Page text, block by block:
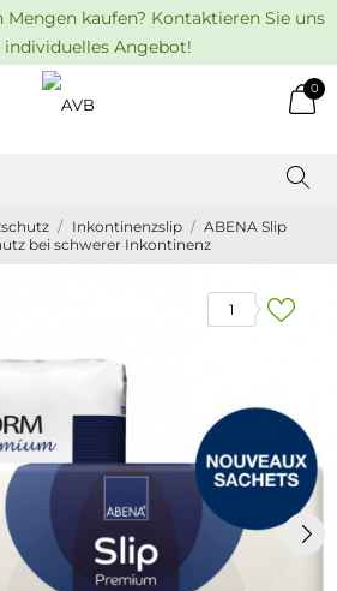
kaufen? Kontaktieren Sie uns
Angebot!
0
Inkontinenzslip
ABENA Slip
bei schwerer Inkontinenz
1